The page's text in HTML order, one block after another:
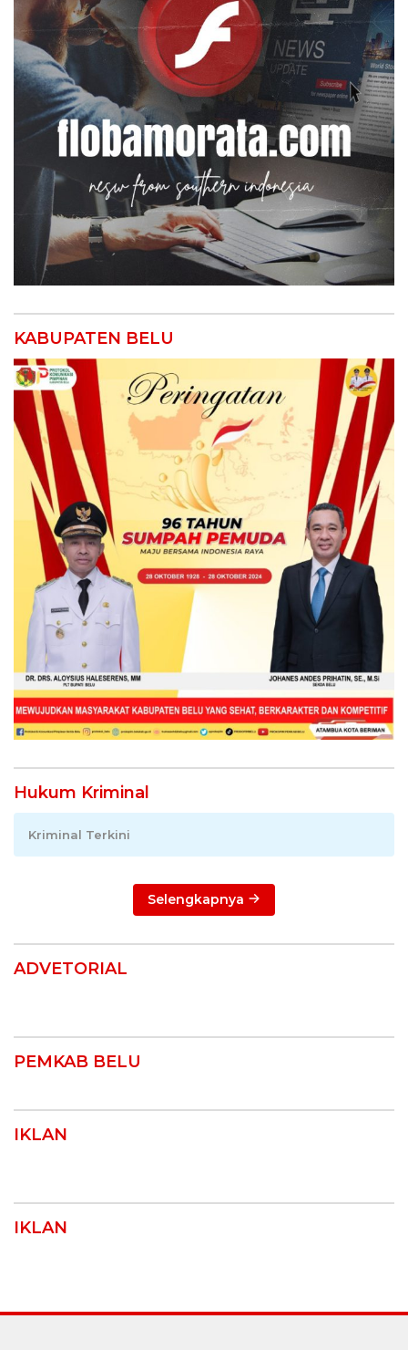
KABUPATEN BELU
Hukum Kriminal
Kriminal Terkini
Selengkapnya
ADVETORIAL
PEMKAB BELU
IKLAN
IKLAN